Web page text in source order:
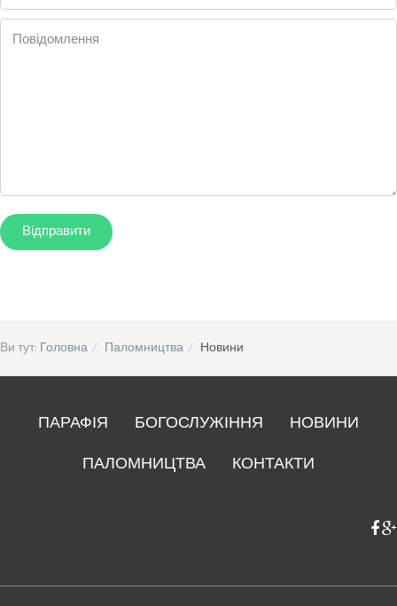
Повідомлення
Ви тут: Головна Паломництва Новини
ПАРАФІЯ БОГОСЛУЖІННЯ
НОВИНИ
ПАЛОМНИЦТВА
КОНТАКТИ